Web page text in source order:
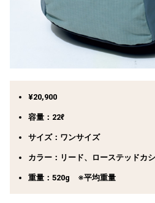
¥20,900
容量：22ℓ
サイズ：ワンサイズ
カラー：リード、ローステッドカ
重量：520g ※平均重量